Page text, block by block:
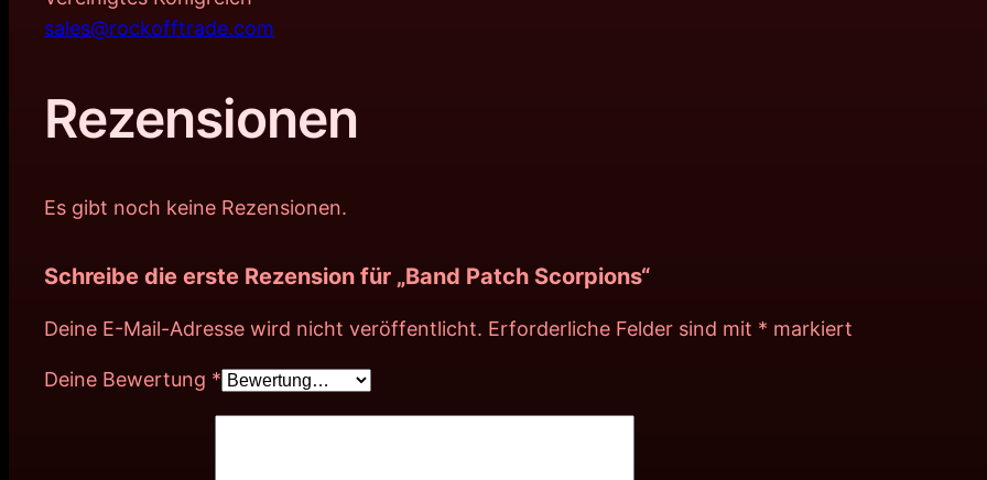
sales@rockofftrade.com
Rezensionen
Es gibt noch keine Rezensionen.
Schreibe die erste Rezension für „Band Patch Scorpions“
Deine E-Mail-Adresse wird nicht veröffentlicht. Erforderliche Felder sind mit * markiert
Deine Bewertung *